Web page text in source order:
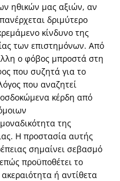
ηθικών μας αξιών, αν
δριμύτερο
κίνδυνο της
των επιστημόνων. Από
ο φόβος μπροστά στη
που συζητά για το
που αναζητεί
κέρδη από
της
Η προστασία αυτής
σημαίνει σεβασμό
προϋποθέτει το
ή αντίθετα